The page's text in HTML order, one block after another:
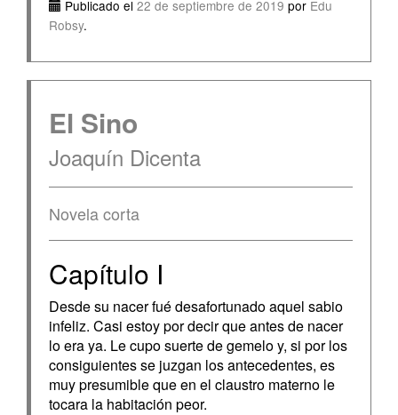
Publicado el 22 de septiembre de 2019 por Edu
Robsy.
El Sino
Joaquín Dicenta
Novela corta
Capítulo I
Desde su nacer fué desafortunado aquel sabio
infeliz. Casi estoy por decir que antes de nacer
lo era ya. Le cupo suerte de gemelo y, si por los
consiguientes se juzgan los antecedentes, es
muy presumible que en el claustro materno le
tocara la habitación peor.